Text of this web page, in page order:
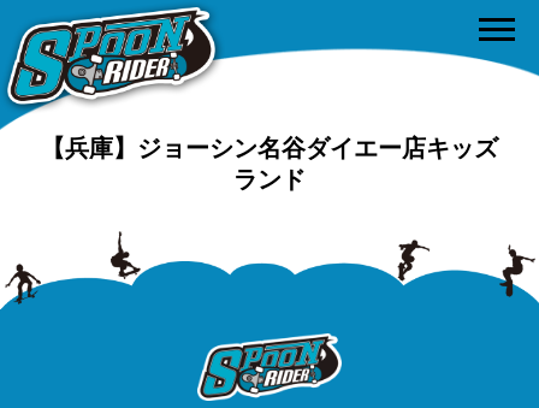
【兵庫】ジョーシン名谷ダイエー店キッズ
ランド